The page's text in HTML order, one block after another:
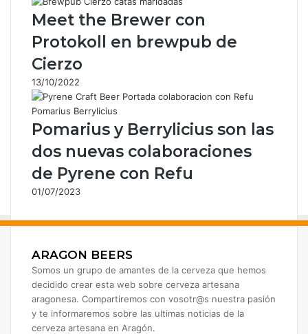
Meet the Brewer con
Protokoll en brewpub de
Cierzo
13/10/2022
Pomarius y Berrylicius son las
dos nuevas colaboraciones
de Pyrene con Refu
01/07/2023
ARAGON BEERS
Somos un grupo de amantes de la cerveza que hemos
decidido crear esta web sobre cerveza artesana
aragonesa. Compartiremos con vosotr@s nuestra pasión
y te informaremos sobre las ultimas noticias de la
cerveza artesana en Aragón.